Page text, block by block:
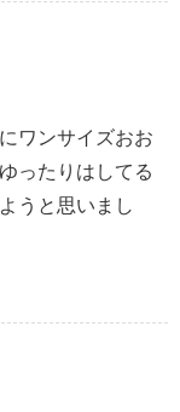
２枚）
グレー
ワンサイズおお
ったりはしてる
うと思いまし